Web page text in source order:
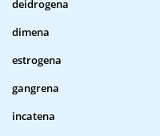
deidrogena
dimena
estrogena
gangrena
incatena